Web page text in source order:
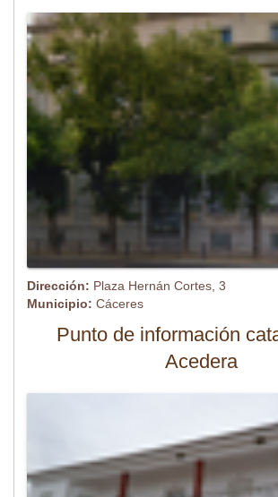
Dirección: Plaza Hernán Cortes, 3
Municipio: Cáceres
Punto de información
Acedera